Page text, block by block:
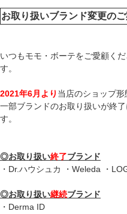
お取り扱いブランド変更の
いつもモモ・ボーテをご愛顧く
す。
2021年6月より 当店のショップ形
一部ブランドのお取り扱いが終
す。
◎お取り扱い終了ブランド
・Dr.ハウシュカ ・Weleda ・
◎お取り扱い継続ブランド
・Derma ID